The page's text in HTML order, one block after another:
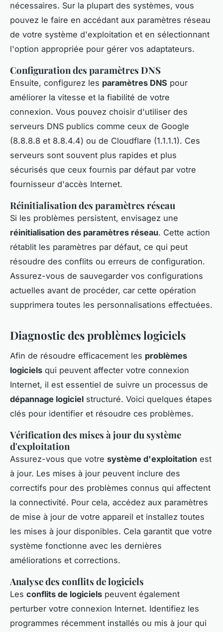
nécessaires. Sur la plupart des systèmes, vous
pouvez le faire en accédant aux paramètres réseau
de votre système d'exploitation et en sélectionnant
l'option appropriée pour gérer vos adaptateurs.
Configuration des paramètres DNS
Ensuite, configurez les paramètres DNS pour
améliorer la vitesse et la fiabilité de votre
connexion. Vous pouvez choisir d'utiliser des
serveurs DNS publics comme ceux de Google
(8.8.8.8 et 8.8.4.4) ou de Cloudflare (1.1.1.1). Ces
serveurs sont souvent plus rapides et plus
sécurisés que ceux fournis par défaut par votre
fournisseur d'accès Internet.
Réinitialisation des paramètres réseau
Si les problèmes persistent, envisagez une
réinitialisation des paramètres réseau. Cette action
rétablit les paramètres par défaut, ce qui peut
résoudre des conflits ou erreurs de configuration.
Assurez-vous de sauvegarder vos configurations
actuelles avant de procéder, car cette opération
supprimera toutes les personnalisations effectuées.
Diagnostic des problèmes logiciels
Afin de résoudre efficacement les problèmes
logiciels qui peuvent affecter votre connexion
Internet, il est essentiel de suivre un processus de
dépannage logiciel structuré. Voici quelques étapes
clés pour identifier et résoudre ces problèmes.
Vérification des mises à jour du système
d'exploitation
Assurez-vous que votre système d'exploitation est
à jour. Les mises à jour peuvent inclure des
correctifs pour des problèmes connus qui affectent
la connectivité. Pour cela, accédez aux paramètres
de mise à jour de votre appareil et installez toutes
les mises à jour disponibles. Cela garantit que votre
système fonctionne avec les dernières
améliorations et corrections.
Analyse des conflits de logiciels
Les conflits de logiciels peuvent également
perturber votre connexion Internet. Identifiez les
programmes récemment installés ou mis à jour qui